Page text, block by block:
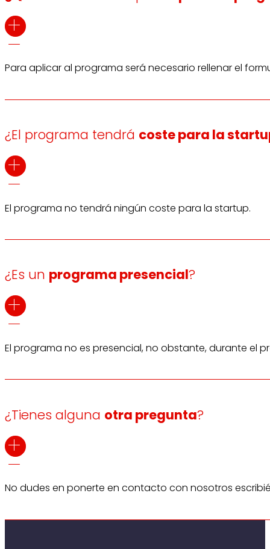
Para aplicar al programa será necesario rellenar el
¿El programa tendrá coste para la
El programa no tendrá ningún coste para la startup.
¿Es un programa presencial?
El programa no es presencial, no obstante, durante el
¿Tienes alguna otra pregunta?
No dudes en ponerte en contacto con nosotros